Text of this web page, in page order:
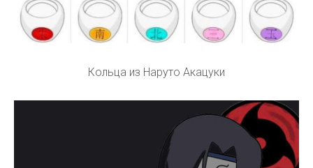
Кольца из Наруто Акацуки